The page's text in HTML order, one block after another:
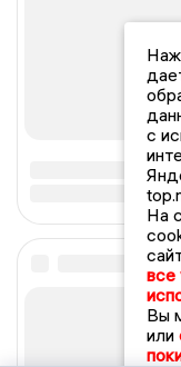
с
На
все
Вы
или